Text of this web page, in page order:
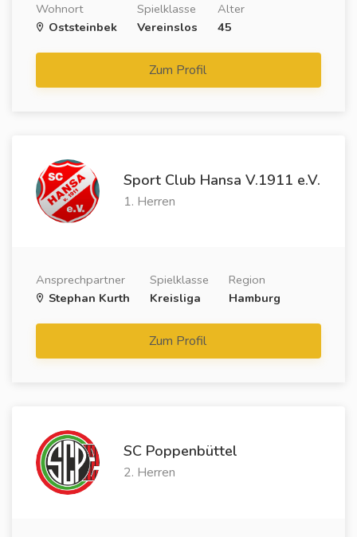
Wohnort
Oststeinbek
Spielklasse
Vereinslos
Alter
45
Zum Profil
Sport Club Hansa V.1911 e.V.
1. Herren
Ansprechpartner
Stephan Kurth
Spielklasse
Kreisliga
Region
Hamburg
Zum Profil
SC Poppenbüttel
2. Herren